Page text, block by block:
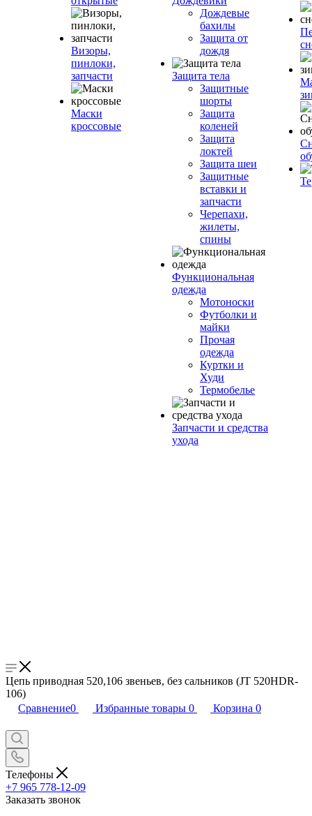
Визоры,
пинлоки,
запчасти
Маски
кроссовые
Дождевые
бахилы
Защита от
дождя
Защита тела
Защитные
шорты
Защита
коленей
Защита
локтей
Защита шеи
Защитные
вставки и
запчасти
Черепахи,
жилеты,
спины
Функциональная
одежда
Мотоноски
Футболки и
майки
Прочая
одежда
Куртки и
Худи
Термобелье
Запчасти и средства
ухода
Цепь приводная 520,106 звеньев, без сальников (JT 520HDR-
106)
Сравнение0 Избранные товары 0 Корзина 0
Телефоны
+7 965 778-12-09
Заказать звонок